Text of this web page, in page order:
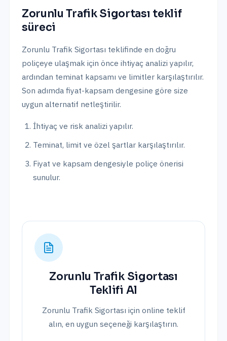
Zorunlu Trafik Sigortası teklif
süreci
Zorunlu Trafik Sigortası teklifinde en doğru
poliçeye ulaşmak için önce ihtiyaç analizi yapılır,
ardından teminat kapsamı ve limitler karşılaştırılır.
Son adımda fiyat-kapsam dengesine göre size
uygun alternatif netleştirilir.
İhtiyaç ve risk analizi yapılır.
Teminat, limit ve özel şartlar karşılaştırılır.
Fiyat ve kapsam dengesiyle poliçe önerisi
sunulur.
Zorunlu Trafik Sigortası
Teklifi Al
Zorunlu Trafik Sigortası için online teklif
alın, en uygun seçeneği karşılaştırın.